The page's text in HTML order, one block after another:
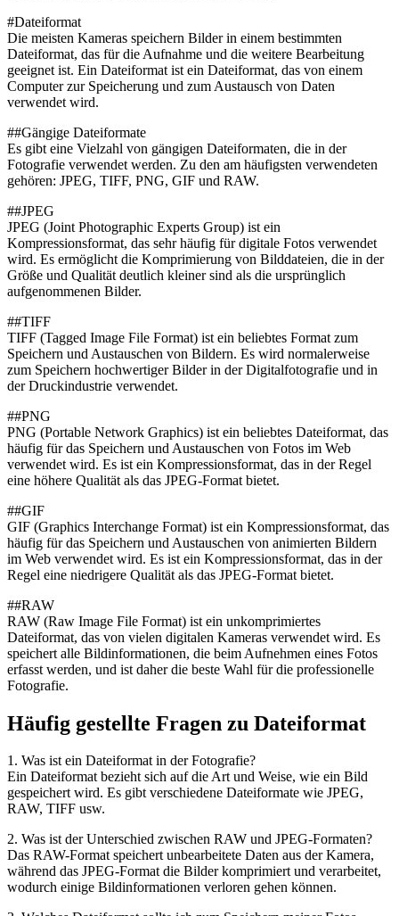
#Dateiformat
Die meisten Kameras speichern Bilder in einem bestimmten
Dateiformat, das für die Aufnahme und die weitere Bearbeitung
geeignet ist. Ein Dateiformat ist ein Dateiformat, das von einem
Computer zur Speicherung und zum Austausch von Daten
verwendet wird.
##Gängige Dateiformate
Es gibt eine Vielzahl von gängigen Dateiformaten, die in der
Fotografie verwendet werden. Zu den am häufigsten verwendeten
gehören: JPEG, TIFF, PNG, GIF und RAW.
##JPEG
JPEG (Joint Photographic Experts Group) ist ein
Kompressionsformat, das sehr häufig für digitale Fotos verwendet
wird. Es ermöglicht die Komprimierung von Bilddateien, die in der
Größe und Qualität deutlich kleiner sind als die ursprünglich
aufgenommenen Bilder.
##TIFF
TIFF (Tagged Image File Format) ist ein beliebtes Format zum
Speichern und Austauschen von Bildern. Es wird normalerweise
zum Speichern hochwertiger Bilder in der Digitalfotografie und in
der Druckindustrie verwendet.
##PNG
PNG (Portable Network Graphics) ist ein beliebtes Dateiformat, das
häufig für das Speichern und Austauschen von Fotos im Web
verwendet wird. Es ist ein Kompressionsformat, das in der Regel
eine höhere Qualität als das JPEG-Format bietet.
##GIF
GIF (Graphics Interchange Format) ist ein Kompressionsformat, das
häufig für das Speichern und Austauschen von animierten Bildern
im Web verwendet wird. Es ist ein Kompressionsformat, das in der
Regel eine niedrigere Qualität als das JPEG-Format bietet.
##RAW
RAW (Raw Image File Format) ist ein unkomprimiertes
Dateiformat, das von vielen digitalen Kameras verwendet wird. Es
speichert alle Bildinformationen, die beim Aufnehmen eines Fotos
erfasst werden, und ist daher die beste Wahl für die professionelle
Fotografie.
Häufig gestellte Fragen zu Dateiformat
1. Was ist ein Dateiformat in der Fotografie?
Ein Dateiformat bezieht sich auf die Art und Weise, wie ein Bild
gespeichert wird. Es gibt verschiedene Dateiformate wie JPEG,
RAW, TIFF usw.
2. Was ist der Unterschied zwischen RAW und JPEG-Formaten?
Das RAW-Format speichert unbearbeitete Daten aus der Kamera,
während das JPEG-Format die Bilder komprimiert und verarbeitet,
wodurch einige Bildinformationen verloren gehen können.